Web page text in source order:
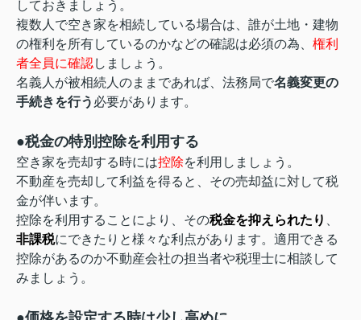
しておきましょう。
複数人で空き家を相続している場合は、誰が土地・建物
の権利を所有しているのかなどの確認は必須の為、 権利
者全員に確認しましょう。
名義人が被相続人のままであれば、法務局で名義変更の
手続きを行う 必要があります。
●税金の特別控除を利用する
空き家を売却する時には控除を利用しましょう。
不動産を売却して利益を得ると、その売却益に対して税
金が伴います。
控除を利用することにより、その税金を抑えられたり
非課税にできたりと様々な利点があります。適用できる
控除があるのか不動産会社の担当者や税理士に相談して
みましょう。